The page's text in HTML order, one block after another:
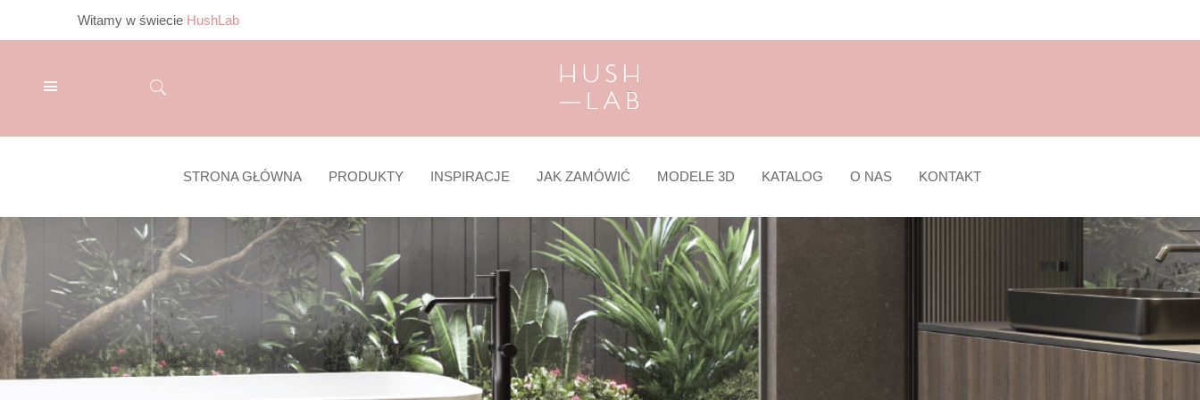
Witamy w świecie HushLab
STRONA GŁÓWNA PRODUKTY INSPIRACJE JAK ZAMÓWIĆ MODELE 3D KATALOG O NAS KONTAKT